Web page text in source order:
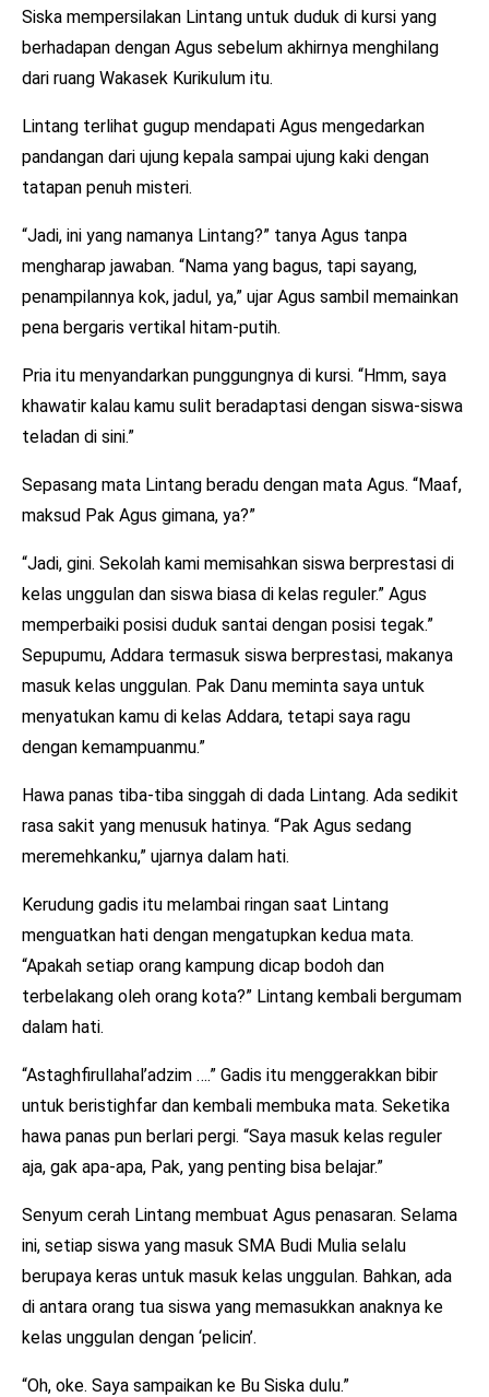
Siska mempersilakan Lintang untuk duduk di kursi yang
berhadapan dengan Agus sebelum akhirnya menghilang
dari ruang Wakasek Kurikulum itu.
Lintang terlihat gugup mendapati Agus mengedarkan
pandangan dari ujung kepala sampai ujung kaki dengan
tatapan penuh misteri.
“Jadi, ini yang namanya Lintang?” tanya Agus tanpa
mengharap jawaban. “Nama yang bagus, tapi sayang,
penampilannya kok, jadul, ya,” ujar Agus sambil memainkan
pena bergaris vertikal hitam-putih.
Pria itu menyandarkan punggungnya di kursi. “Hmm, saya
khawatir kalau kamu sulit beradaptasi dengan siswa-siswa
teladan di sini.”
Sepasang mata Lintang beradu dengan mata Agus. “Maaf,
maksud Pak Agus gimana, ya?”
“Jadi, gini. Sekolah kami memisahkan siswa berprestasi di
kelas unggulan dan siswa biasa di kelas reguler.” Agus
memperbaiki posisi duduk santai dengan posisi tegak.”
Sepupumu, Addara termasuk siswa berprestasi, makanya
masuk kelas unggulan. Pak Danu meminta saya untuk
menyatukan kamu di kelas Addara, tetapi saya ragu
dengan kemampuanmu.”
Hawa panas tiba-tiba singgah di dada Lintang. Ada sedikit
rasa sakit yang menusuk hatinya. “Pak Agus sedang
meremehkanku,” ujarnya dalam hati.
Kerudung gadis itu melambai ringan saat Lintang
menguatkan hati dengan mengatupkan kedua mata.
“Apakah setiap orang kampung dicap bodoh dan
terbelakang oleh orang kota?” Lintang kembali bergumam
dalam hati.
“Astaghfirullahal’adzim ….” Gadis itu menggerakkan bibir
untuk beristighfar dan kembali membuka mata. Seketika
hawa panas pun berlari pergi. “Saya masuk kelas reguler
aja, gak apa-apa, Pak, yang penting bisa belajar.”
Senyum cerah Lintang membuat Agus penasaran. Selama
ini, setiap siswa yang masuk SMA Budi Mulia selalu
berupaya keras untuk masuk kelas unggulan. Bahkan, ada
di antara orang tua siswa yang memasukkan anaknya ke
kelas unggulan dengan ‘pelicin’.
“Oh, oke. Saya sampaikan ke Bu Siska dulu.”